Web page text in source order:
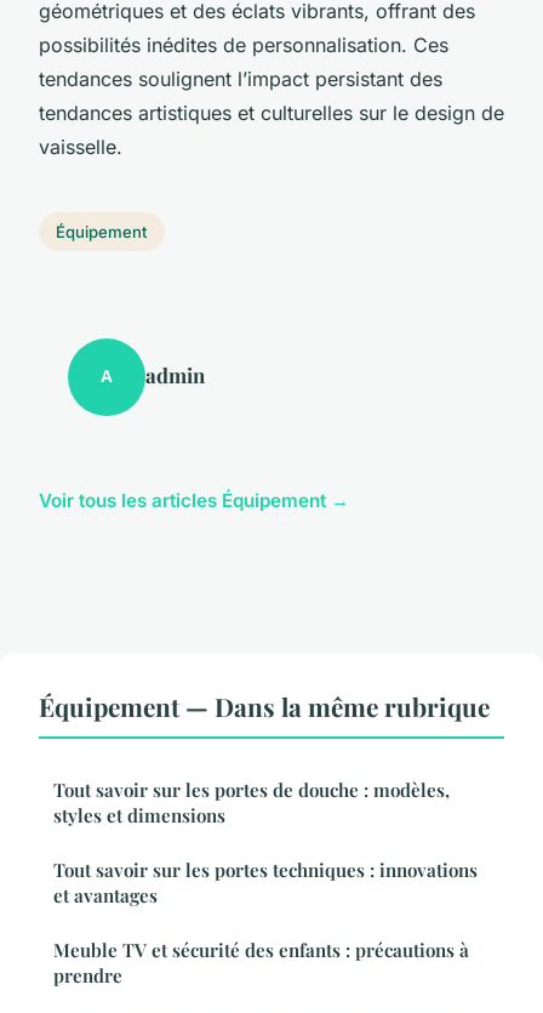
géométriques et des éclats vibrants, offrant des
possibilités inédites de personnalisation. Ces
tendances soulignent l’impact persistant des
tendances artistiques et culturelles sur le design de
vaisselle.
Équipement
A admin
Voir tous les articles Équipement →
Équipement — Dans la même rubrique
Tout savoir sur les portes de douche : modèles,
styles et dimensions
Tout savoir sur les portes techniques : innovations
et avantages
Meuble TV et sécurité des enfants : précautions à
prendre